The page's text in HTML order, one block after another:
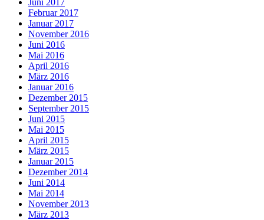
Juni 2017
Februar 2017
Januar 2017
November 2016
Juni 2016
Mai 2016
April 2016
März 2016
Januar 2016
Dezember 2015
September 2015
Juni 2015
Mai 2015
April 2015
März 2015
Januar 2015
Dezember 2014
Juni 2014
Mai 2014
November 2013
März 2013